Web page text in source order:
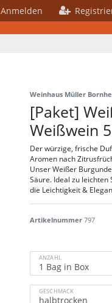
Anmelden
Weinhaus Müller
[Paket]
Weißwein
Der würzige, frische
Aromen nach
Unser Weißer
Säure. Ideal zu leichten
die Leichtigkeit &
Artikelnummer797
ANZAHL
GESCHMACK